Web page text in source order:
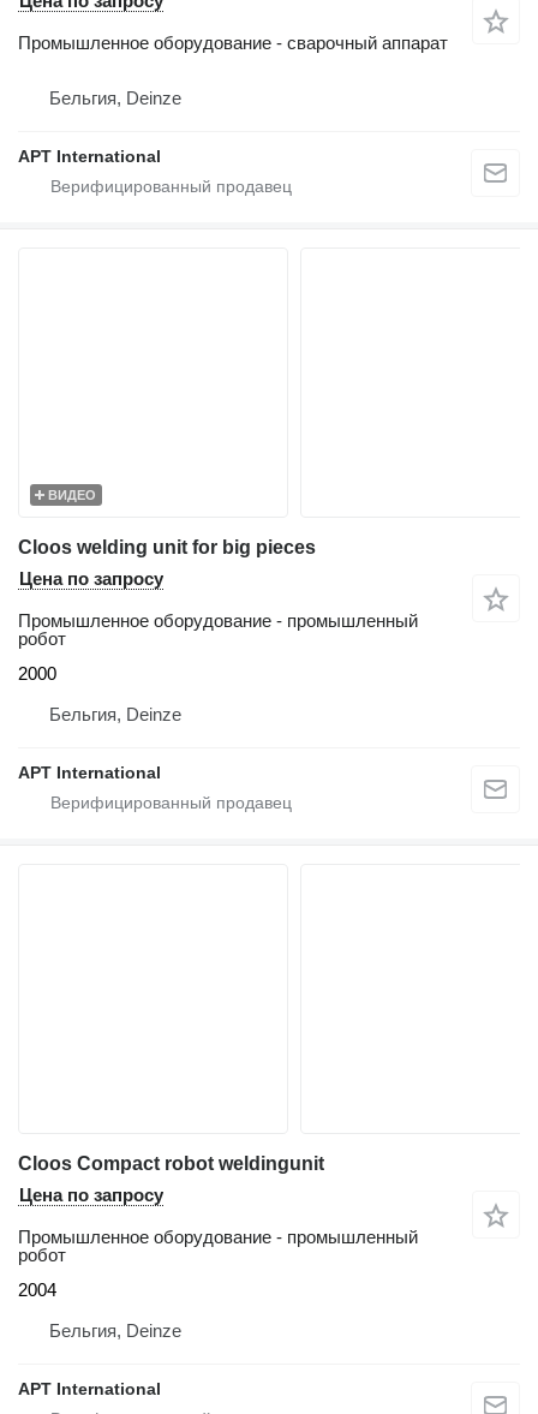
Промышленное оборудование - сварочный аппарат
Бельгия, Deinze
APT International
ВИДЕО
Cloos welding unit for big pieces
Цена по запросу
Промышленное оборудование - промышленный
робот
2000
Бельгия, Deinze
APT International
Cloos Compact robot weldingunit
Цена по запросу
Промышленное оборудование - промышленный
робот
2004
Бельгия, Deinze
APT International